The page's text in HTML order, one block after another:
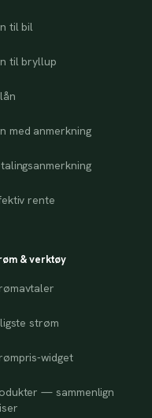
til bil
til bryllup
med anmerkning
rente
& verktøy
strøm
widget
— sammenlign